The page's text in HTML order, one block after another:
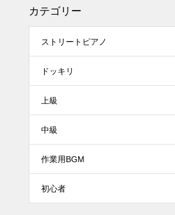
カテゴリー
ストリートピアノ
ドッキリ
上級
中級
作業用BGM
初心者
#tiktok #shorts
ortsdance
jam #ピアノ初心者
【転生悪女の黒歴
で「Black Flame」
（中～上級）【